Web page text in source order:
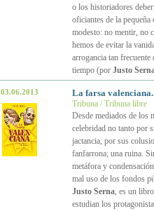
o los historiadores
oficiantes de la
modesto: no mentir, no
hemos de evitar la
arrogancia tan
tiempo (por Justo
03.06.2013 La farsa
Tribuna / Tribuna libre
Desde mediados de los
celebridad no tanto por
jactancia, por sus
fanfarrona; una ruina.
metáfora y
mal uso de los fondos
Justo Serna, es un
estudian los